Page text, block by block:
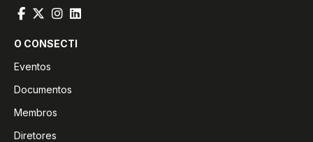
O CONSECTI
Eventos
Documentos
Membros
Diretores